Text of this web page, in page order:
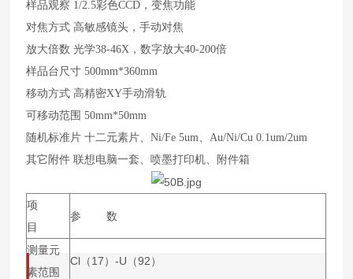
样品观察 1/2.5彩色CCD，变焦功能
对焦方式 高敏感镜头，手动对焦
放大倍数 光学38-46X，数字放大40-200倍
样品台尺寸 500mm*360mm
移动方式 高精密XY手动滑轨
可移动范围 50mm*50mm
随机标准片 十二元素片、Ni/Fe 5um、Au/Ni/Cu 0.1um/2um
其它附件 联想电脑一套、喷墨打印机、附件箱
项
目
参 数
测量元
素范围
Cl（17）-U（92）